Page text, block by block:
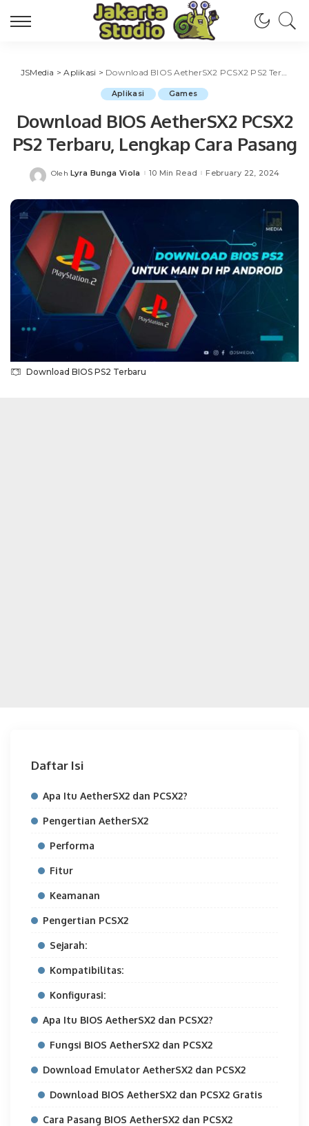
JSMedia >Aplikasi > Download BIOS AetherSX2 PCSX2 PS2 Terbaru, Lengkap Cara Pasang
Aplikasi Games
Download BIOS AetherSX2 PCSX2
PS2 Terbaru, Lengkap Cara Pasang
Posted
Oleh Lyra Bunga Viola 10 Min Read February 22, 2024
Download BIOS PS2 Terbaru
Daftar Isi
Apa Itu AetherSX2 dan PCSX2?
Pengertian AetherSX2
Performa
Fitur
Keamanan
Pengertian PCSX2
Sejarah:
Kompatibilitas:
Konfigurasi:
Apa Itu BIOS AetherSX2 dan PCSX2?
Fungsi BIOS AetherSX2 dan PCSX2
Download Emulator AetherSX2 dan PCSX2
Download BIOS AetherSX2 dan PCSX2 Gratis
Cara Pasang BIOS AetherSX2 dan PCSX2